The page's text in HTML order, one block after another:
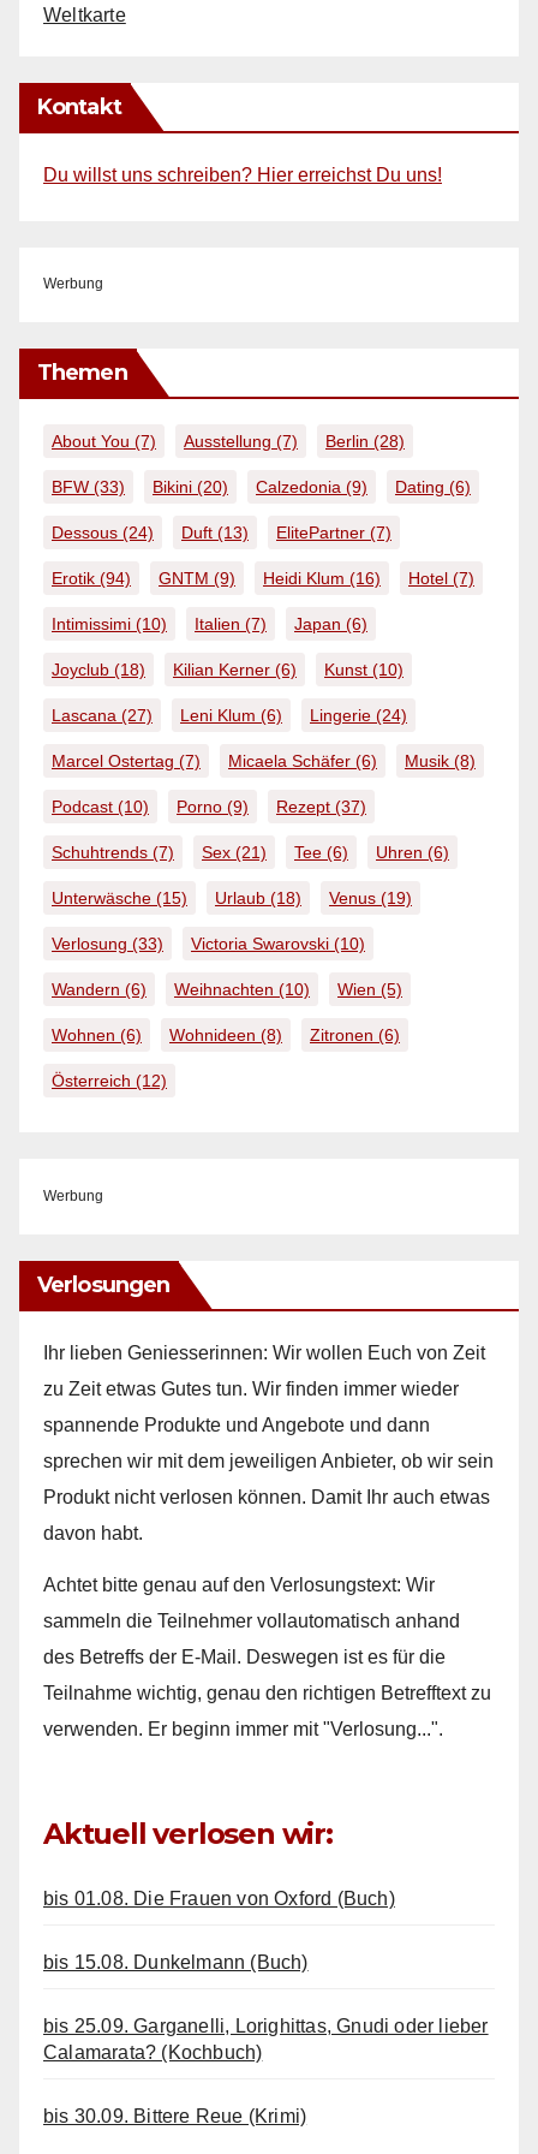
Weltkarte
Kontakt
Du willst uns schreiben? Hier erreichst Du uns!
Werbung
Themen
About You (7) Ausstellung (7) Berlin (28)
BFW (33) Bikini (20) Calzedonia (9) Dating (6)
Dessous (24) Duft (13) ElitePartner (7)
Erotik (94) GNTM (9) Heidi Klum (16) Hotel (7)
Intimissimi (10) Italien (7) Japan (6)
Joyclub (18) Kilian Kerner (6) Kunst (10)
Lascana (27) Leni Klum (6) Lingerie (24)
Marcel Ostertag (7) Micaela Schäfer (6) Musik (8)
Podcast (10) Porno (9) Rezept (37)
Schuhtrends (7) Sex (21) Tee (6) Uhren (6)
Unterwäsche (15) Urlaub (18) Venus (19)
Verlosung (33) Victoria Swarovski (10)
Wandern (6) Weihnachten (10) Wien (5)
Wohnen (6) Wohnideen (8) Zitronen (6)
Österreich (12)
Werbung
Verlosungen
Ihr lieben Geniesserinnen: Wir wollen Euch von Zeit
zu Zeit etwas Gutes tun. Wir finden immer wieder
spannende Produkte und Angebote und dann
sprechen wir mit dem jeweiligen Anbieter, ob wir sein
Produkt nicht verlosen können. Damit Ihr auch etwas
davon habt.
Achtet bitte genau auf den Verlosungstext: Wir
sammeln die Teilnehmer vollautomatisch anhand
des Betreffs der E-Mail. Deswegen ist es für die
Teilnahme wichtig, genau den richtigen Betrefftext zu
verwenden. Er beginn immer mit "Verlosung...".
Aktuell verlosen wir:
bis 01.08. Die Frauen von Oxford (Buch)
bis 15.08. Dunkelmann (Buch)
bis 25.09. Garganelli, Lorighittas, Gnudi oder lieber
Calamarata? (Kochbuch)
bis 30.09. Bittere Reue (Krimi)